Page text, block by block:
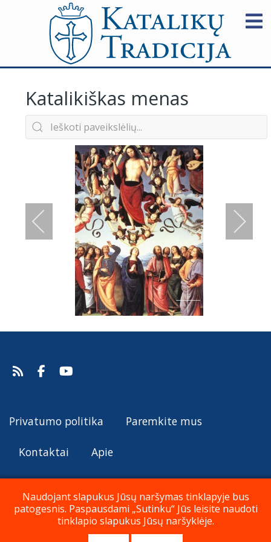
Katalikiškas menas
Privatumo politika Paremkite mus
Kontaktai Apie
© Katalikų Tradicija 2019 - 2026
Naudojant slapukus Jūsų naršymas tinklapyje bus
patogesnis. Paspausdami „Sutinku“ Jūs leisite naudoti
tinklapio slapukus Jūsų naršyklėje.